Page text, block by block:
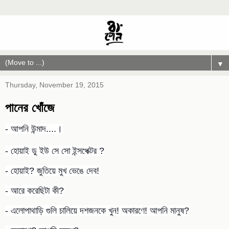
▼
Thursday, November 19, 2015
পানের খোঁজে
- আপনি উন্মাদ....।
- হোয়াই ডু ইউ সে সো ইন্সপেক্টর ?
- হোয়াই? জুতিয়ে মুখ ভেঙে দেব!
- আরে করেছিটা কী?
- এলোপাথাড়ি গুলি চালিয়ে দশজনকে খুন! অকারণে! আপনি মানুষ?